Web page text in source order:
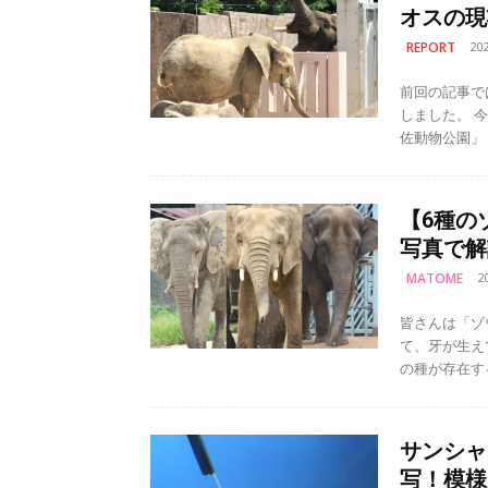
オスの
REPORT
前回の記事
しました。 今回は、その中でアフリカゾウとマルミミゾウを展示している「安
佐動物公園
【6種
写真で
MATOME
皆さんは「
て、牙が生えていて…。 ゾウは大きく分
の種が存在
サンシ
写！模